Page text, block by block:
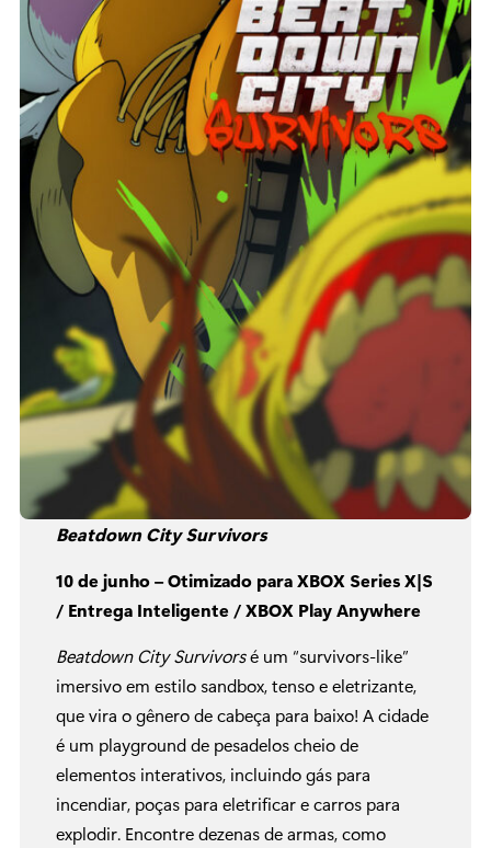
Beatdown City Survivors
10 de junho – Otimizado para XBOX Series X|S
/ Entrega Inteligente / XBOX Play Anywhere
Beatdown City Survivorsé um “survivors-like”
imersivo em estilo sandbox, tenso e eletrizante,
que vira o gênero de cabeça para baixo! A cidade
é um playground de pesadelos cheio de
elementos interativos, incluindo gás para
incendiar, poças para eletrificar e carros para
explodir. Encontre dezenas de armas, como